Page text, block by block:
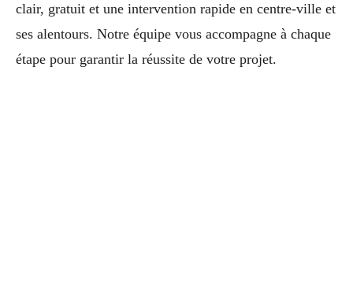
clair, gratuit et une intervention rapide en centre-ville et
ses alentours. Notre équipe vous accompagne à chaque
étape pour garantir la réussite de votre projet.